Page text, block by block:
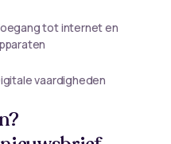
tot internet en
vaardigheden